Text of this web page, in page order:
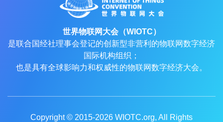
世界物联网大会（WIOTC）
是联合国经社理事会登记的创新型非营利的物联网数字经济
国际机构组织；
也是具有全球影响力和权威性的物联网数字经济大会。
Copyright © 2015-2026 WIOTC.org, All Rights